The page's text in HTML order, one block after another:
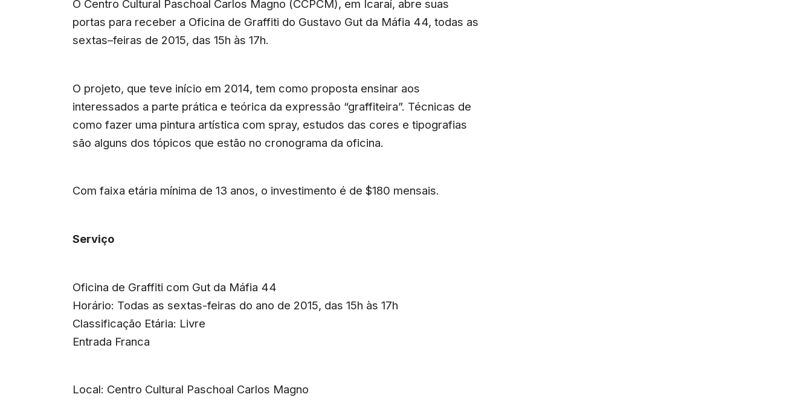
O Centro Cultural Paschoal Carlos Magno (CCPCM), em Icaraí, abre suas
portas para receber a Oficina de Graffiti do Gustavo Gut da Máfia 44, todas as
sextas–feiras de 2015, das 15h às 17h.
O projeto, que teve início em 2014, tem como proposta ensinar aos
interessados a parte prática e teórica da expressão “graffiteira”. Técnicas de
como fazer uma pintura artística com spray, estudos das cores e tipografias
são alguns dos tópicos que estão no cronograma da oficina.
Com faixa etária mínima de 13 anos, o investimento é de $180 mensais.
Serviço
Oficina de Graffiti com Gut da Máfia 44
Horário: Todas as sextas-feiras do ano de 2015, das 15h às 17h
Classificação Etária: Livre
Entrada Franca
Local: Centro Cultural Paschoal Carlos Magno